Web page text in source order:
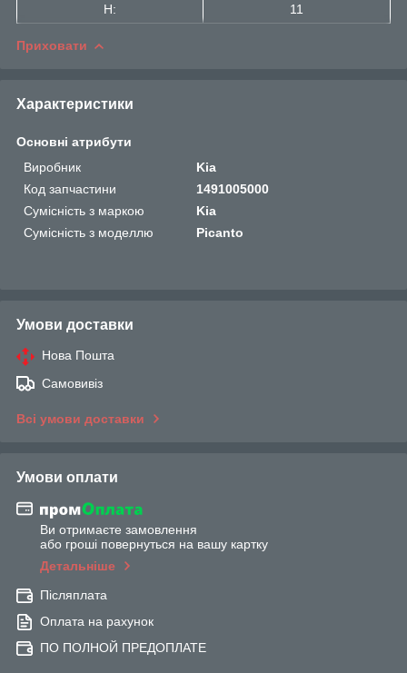
H:
11
Приховати
Характеристики
Основні атрибути
Виробник
Kia
Код запчастини
1491005000
Сумісність з маркою
Kia
Сумісність з моделлю
Picanto
Умови доставки
Нова Пошта
Самовивіз
Всі умови доставки
Умови оплати
Ви отримаєте замовлення
або гроші повернуться на вашу картку
Детальніше
Післяплата
Оплата на рахунок
ПО ПОЛНОЙ ПРЕДОПЛАТЕ